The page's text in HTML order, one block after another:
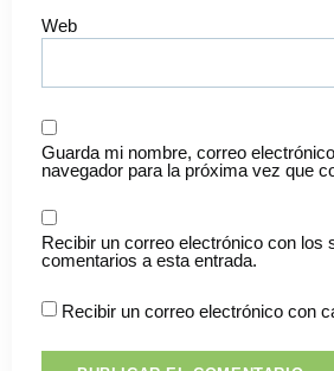
Web
Guarda mi nombre, correo
navegador para la próxima vez que
Recibir un correo electrónico con los
comentarios a esta entrada.
Recibir un correo electrónico con